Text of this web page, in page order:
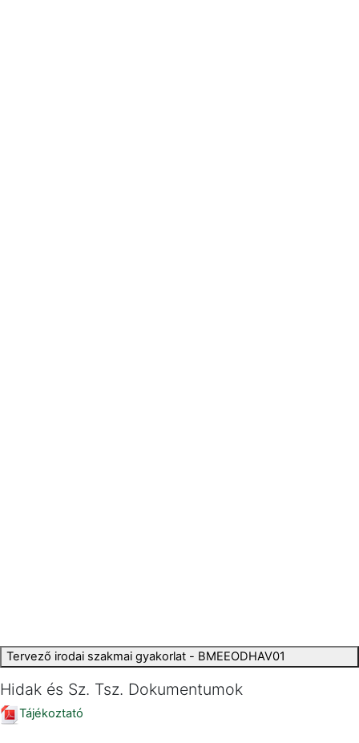
Tervező irodai szakmai gyakorlat - BMEEODHAV01
Hidak és Sz. Tsz. Dokumentumok
Tájékoztató